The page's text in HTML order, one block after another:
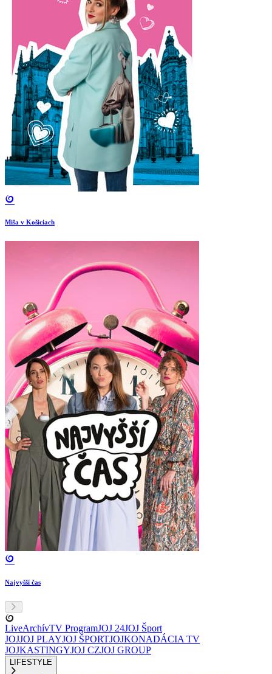
Miša v Košiciach
Najvyšší čas
LiveArchívTV ProgramJOJ 24JOJ Šport
JOJJOJ PLAYJOJ ŠPORTJOJKONADÁCIA TV
JOJKASTINGYJOJ CZJOJ GROUP
LIFESTYLE